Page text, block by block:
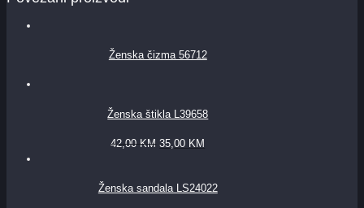
Ženska čizma 56712
Ženska štikla L39658
42,00 KM 35,00 KM
Ženska sandala LS24022